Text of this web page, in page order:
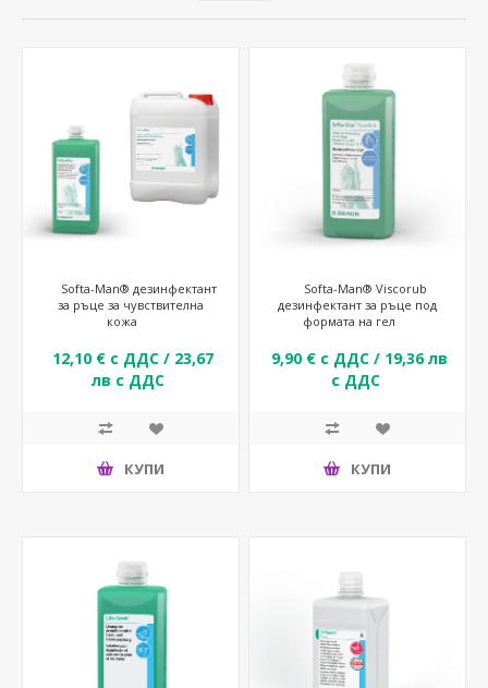
Softa-Man® дезинфектант
за ръце за чувствителна
кожа
12,10 € с ДДС / 23,67
лв с ДДС
КУПИ
Softa-Man® Viscorub
дезинфектант за ръце под
формата на гел
9,90 € с ДДС / 19,36 лв
с ДДС
КУПИ